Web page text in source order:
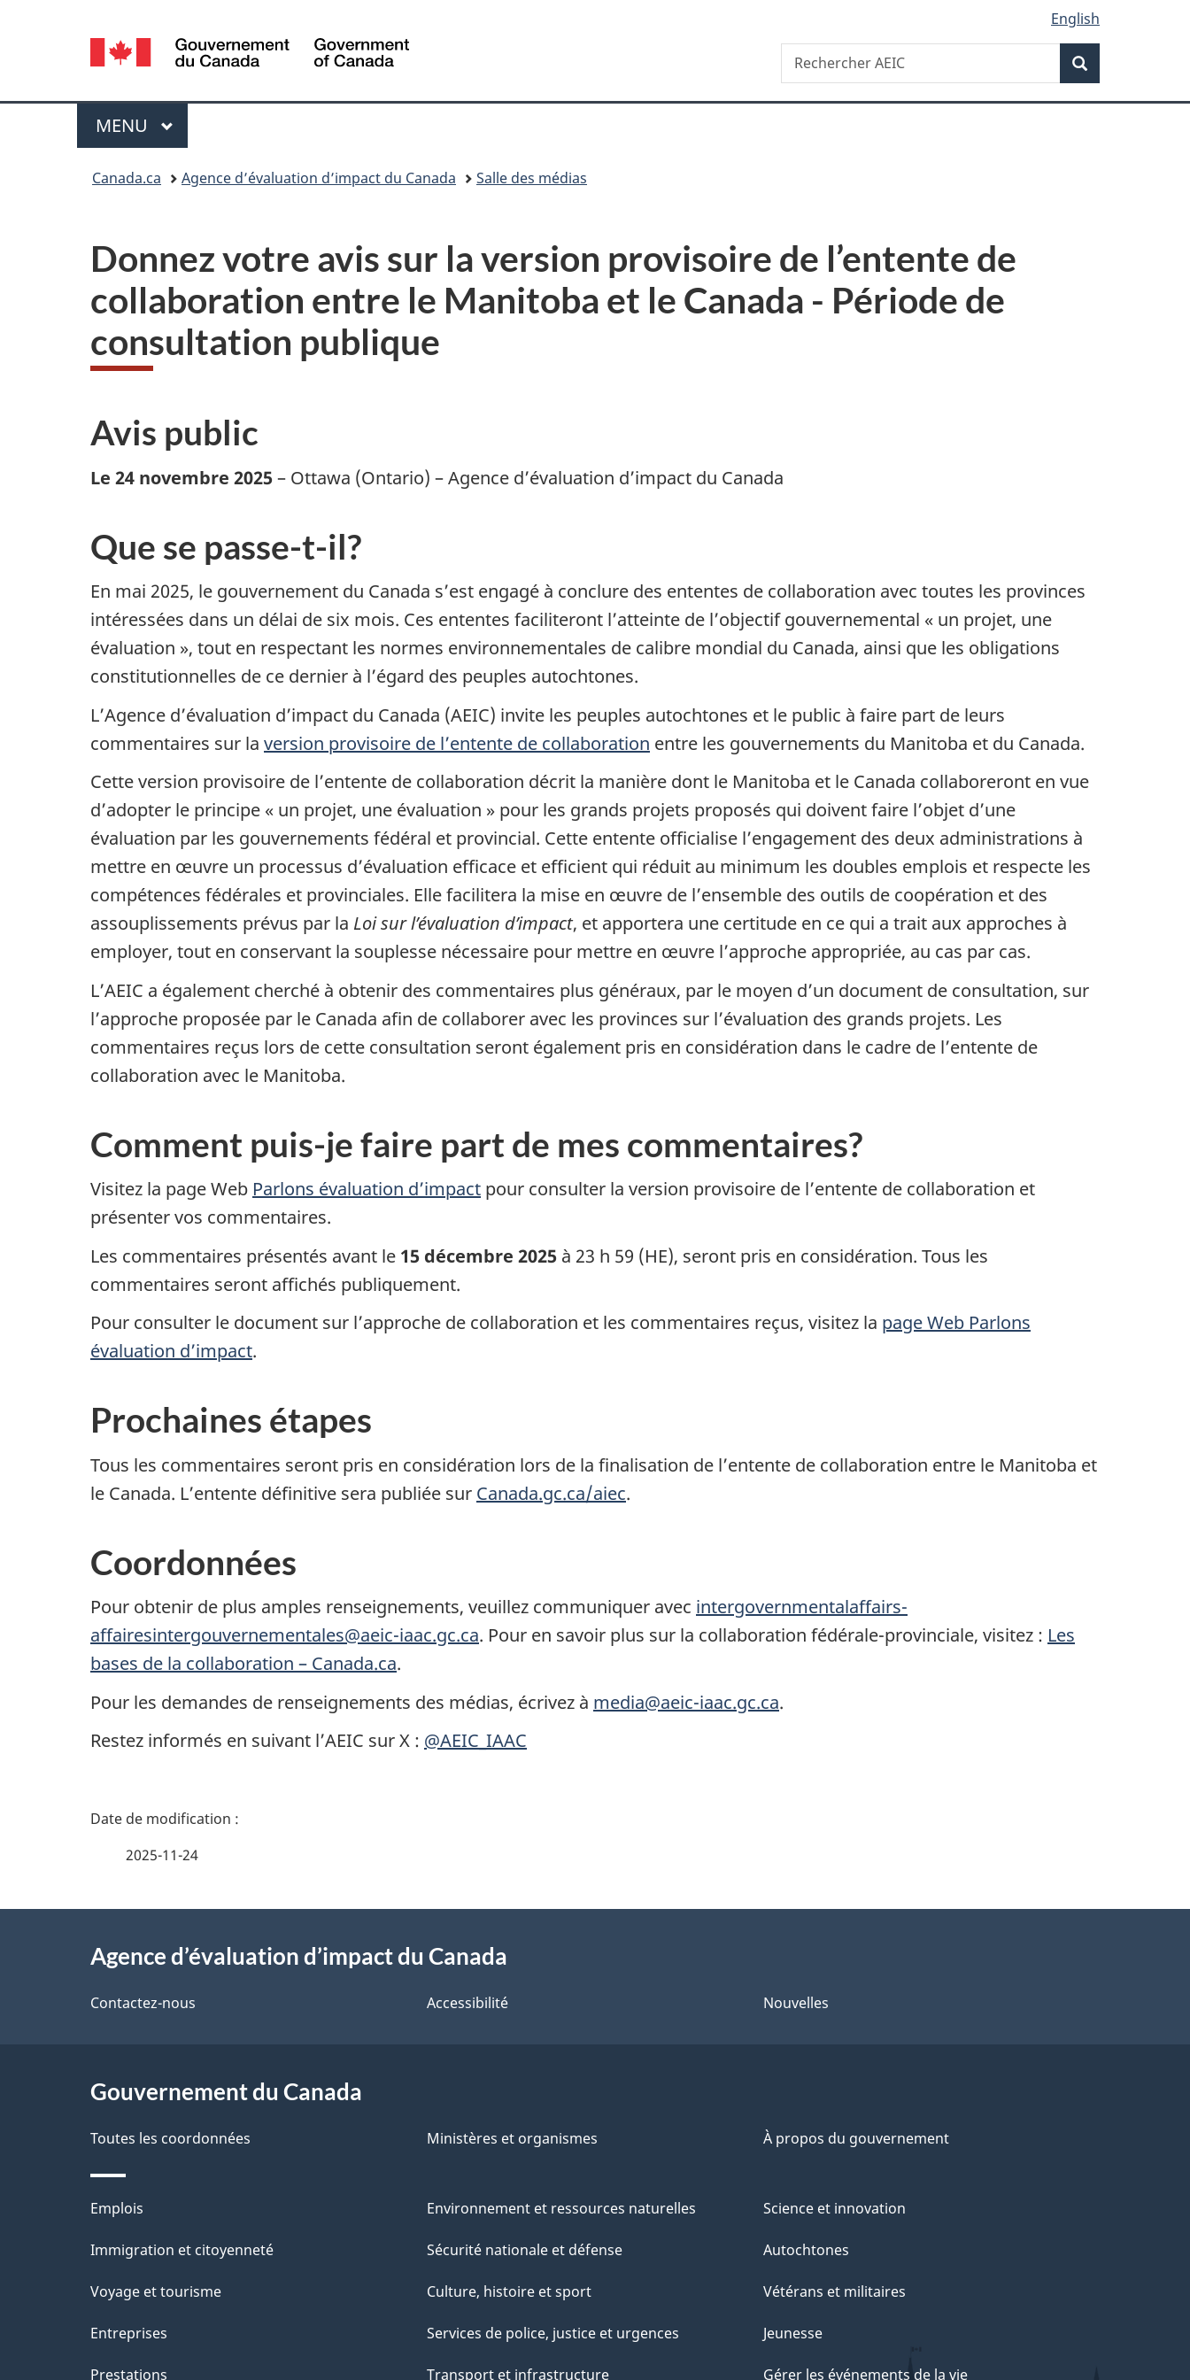
sujet
HTML
Sélection
de
la
langue
English
Recherche
Rechercher
AEIC
Menu
MENU PRINCIPAL
Canada.ca Agence d’évaluation d’impact du Canada Salle des médias
Donnez votre avis sur la version provisoire de l’entente de
collaboration entre le Manitoba et le Canada - Période de
consultation publique
Avis public
Le 24 novembre 2025– Ottawa (Ontario) – Agence d’évaluation d’impact du Canada
Que se passe-t-il?
En mai 2025, le gouvernement du Canada s’est engagé à conclure des ententes de collaboration avec toutes les provinces
intéressées dans un délai de six mois. Ces ententes faciliteront l’atteinte de l’objectif gouvernemental « un projet, une
évaluation », tout en respectant les normes environnementales de calibre mondial du Canada, ainsi que les obligations
constitutionnelles de ce dernier à l’égard des peuples autochtones.
L’Agence d’évaluation d’impact du Canada (AEIC) invite les peuples autochtones et le public à faire part de leurs
commentaires sur la version provisoire de l’entente de collaboration entre les gouvernements du Manitoba et du Canada.
Cette version provisoire de l’entente de collaboration décrit la manière dont le Manitoba et le Canada collaboreront en vue
d’adopter le principe « un projet, une évaluation » pour les grands projets proposés qui doivent faire l’objet d’une
évaluation par les gouvernements fédéral et provincial. Cette entente officialise l’engagement des deux administrations à
mettre en œuvre un processus d’évaluation efficace et efficient qui réduit au minimum les doubles emplois et respecte les
compétences fédérales et provinciales. Elle facilitera la mise en œuvre de l’ensemble des outils de coopération et des
assouplissements prévus par la Loi sur l’évaluation d’impact, et apportera une certitude en ce qui a trait aux approches à
employer, tout en conservant la souplesse nécessaire pour mettre en œuvre l’approche appropriée, au cas par cas.
L’AEIC a également cherché à obtenir des commentaires plus généraux, par le moyen d’un document de consultation, sur
l’approche proposée par le Canada afin de collaborer avec les provinces sur l’évaluation des grands projets. Les
commentaires reçus lors de cette consultation seront également pris en considération dans le cadre de l’entente de
collaboration avec le Manitoba.
Comment puis-je faire part de mes commentaires?
Visitez la page Web Parlons évaluation d’impact pour consulter la version provisoire de l’entente de collaboration et
présenter vos commentaires.
Les commentaires présentés avant le 15 décembre 2025 à 23 h 59 (HE), seront pris en considération. Tous les
commentaires seront affichés publiquement.
Pour consulter le document sur l’approche de collaboration et les commentaires reçus, visitez la page Web Parlons
évaluation d’impact.
Prochaines étapes
Tous les commentaires seront pris en considération lors de la finalisation de l’entente de collaboration entre le Manitoba et
le Canada. L’entente définitive sera publiée sur Canada.gc.ca/aiec.
Coordonnées
Pour obtenir de plus amples renseignements, veuillez communiquer avec intergovernmentalaffairs-
affairesintergouvernementales@aeic-iaac.gc.ca. Pour en savoir plus sur la collaboration fédérale-provinciale, visitez : Les
bases de la collaboration – Canada.ca.
Pour les demandes de renseignements des médias, écrivez à media@aeic-iaac.gc.ca.
Restez informés en suivant l’AEIC sur X : @AEIC_IAAC
D
a
l
d
e
l
2025-11-24
proposAgence d’évaluation d’impact du Canada
Contactez-nous Accessibilité Nouvelles
Gouvernement du Canada
Toutes les coordonnées Ministères et organismes À propos du gouvernement
Thèmes
et
Emplois
Immigration et citoyenneté
Voyage et tourisme
Entreprises
Prestations
Environnement et ressources naturelles
Sécurité nationale et défense
Culture, histoire et sport
Services de police, justice et urgences
Transport et infrastructure
Science et innovation
Autochtones
Vétérans et militaires
Jeunesse
Gérer les événements de la vie